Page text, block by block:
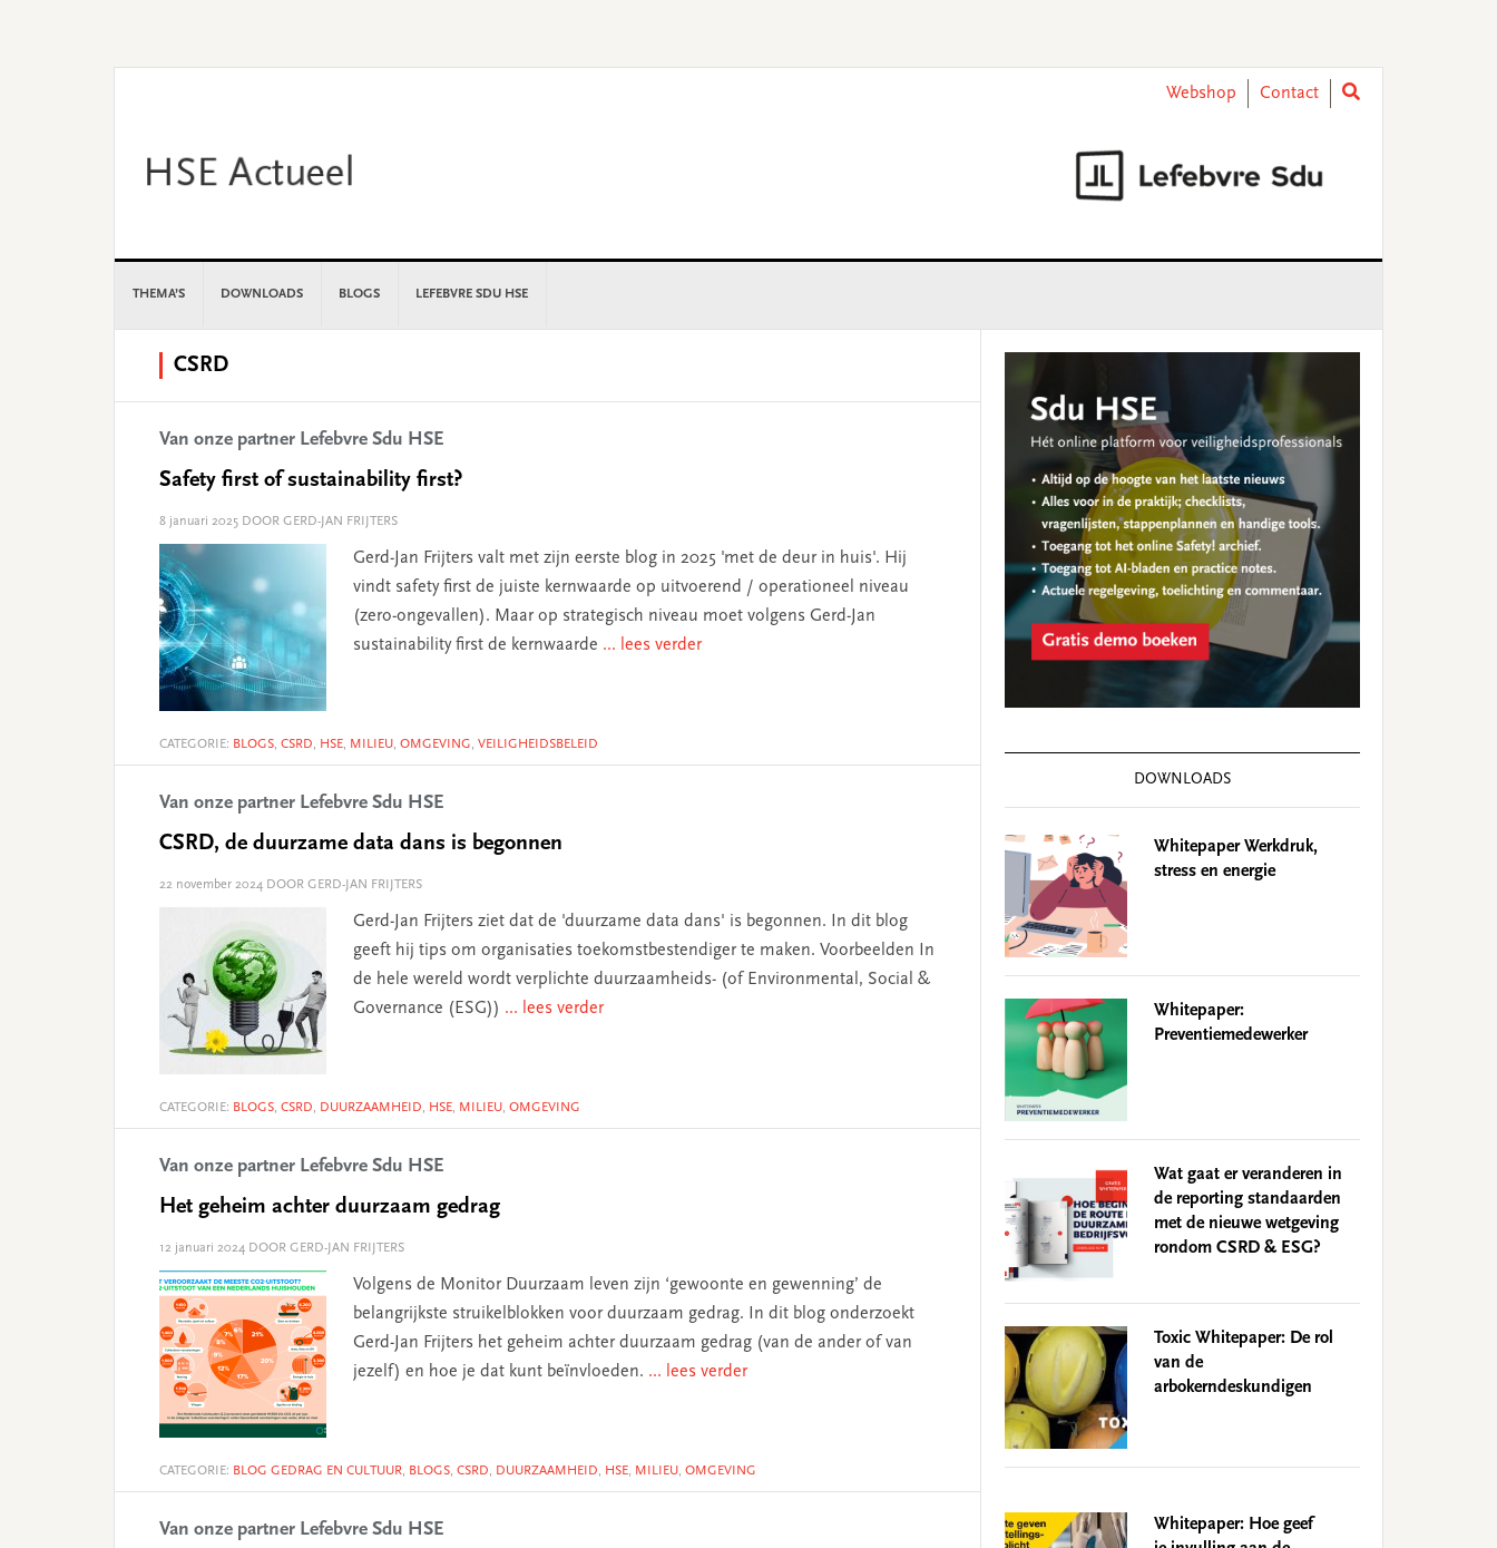
Webshop
Contact
THEMA’S DOWNLOADS BLOGS LEFEBVRE SDU HSE
CSRD
Van onze partner Lefebvre Sdu HSE
Safety first of sustainability first?
8 januari 2025 DOOR GERD-JAN FRIJTERS
Gerd-Jan Frijters valt met zijn eerste blog in 2025 'met de deur in huis'. Hij
vindt safety first de juiste kernwaarde op uitvoerend / operationeel niveau
(zero-ongevallen). Maar op strategisch niveau moet volgens Gerd-Jan
sustainability first de kernwaarde ... lees verder
CATEGORIE: BLOGS, CSRD, HSE, MILIEU, OMGEVING, VEILIGHEIDSBELEID
Van onze partner Lefebvre Sdu HSE
CSRD, de duurzame data dans is begonnen
22 november 2024 DOOR GERD-JAN FRIJTERS
Gerd-Jan Frijters ziet dat de 'duurzame data dans' is begonnen. In dit blog
geeft hij tips om organisaties toekomstbestendiger te maken. Voorbeelden In
de hele wereld wordt verplichte duurzaamheids- (of Environmental, Social &
Governance (ESG)) ... lees verder
CATEGORIE: BLOGS, CSRD, DUURZAAMHEID, HSE, MILIEU, OMGEVING
Van onze partner Lefebvre Sdu HSE
Het geheim achter duurzaam gedrag
12 januari 2024 DOOR GERD-JAN FRIJTERS
Volgens de Monitor Duurzaam leven zijn ‘gewoonte en gewenning’ de
belangrijkste struikelblokken voor duurzaam gedrag. In dit blog onderzoekt
Gerd-Jan Frijters het geheim achter duurzaam gedrag (van de ander of van
jezelf) en hoe je dat kunt beïnvloeden. ... lees verder
CATEGORIE: BLOG GEDRAG EN CULTUUR, BLOGS, CSRD, DUURZAAMHEID, HSE, MILIEU, OMGEVING
Van onze partner Lefebvre Sdu HSE
Primary
Sidebar
DOWNLOADS
Whitepaper Werkdruk,
stress en energie
Whitepaper:
Preventiemedewerker
Wat gaat er veranderen in
de reporting standaarden
met de nieuwe wetgeving
rondom CSRD & ESG?
Toxic Whitepaper: De rol
van de
arbokerndeskundigen
Whitepaper: Hoe geef